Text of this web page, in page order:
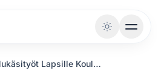
Joulukäsityöt Lapsille Koulussa